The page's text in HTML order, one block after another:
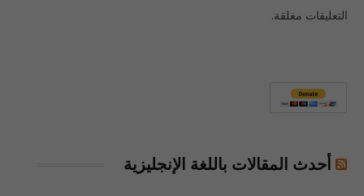
التعليقات مغلقة.
أحدث المقالات باللغة الإنجليزية